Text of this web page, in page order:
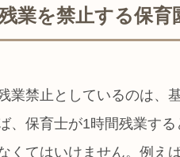
業を禁止する保育
業禁止としているのは、
、保育士が1時間残業す
くてはいけません。例え